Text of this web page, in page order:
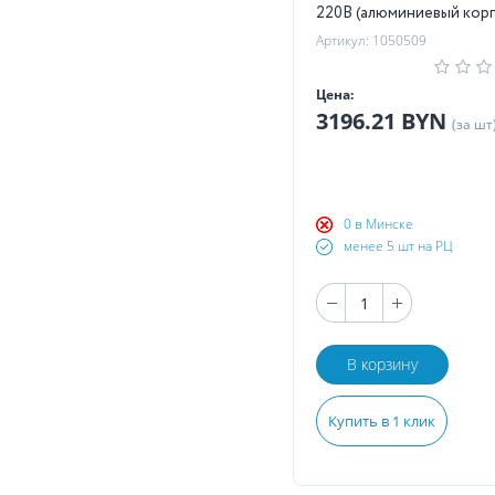
220В (алюминиевый
Артикул: 1050509
Цена:
3196.21 BYN (за шт)
0 в Минске
менее 5 шт на РЦ
В корзину
Купить в 1 клик